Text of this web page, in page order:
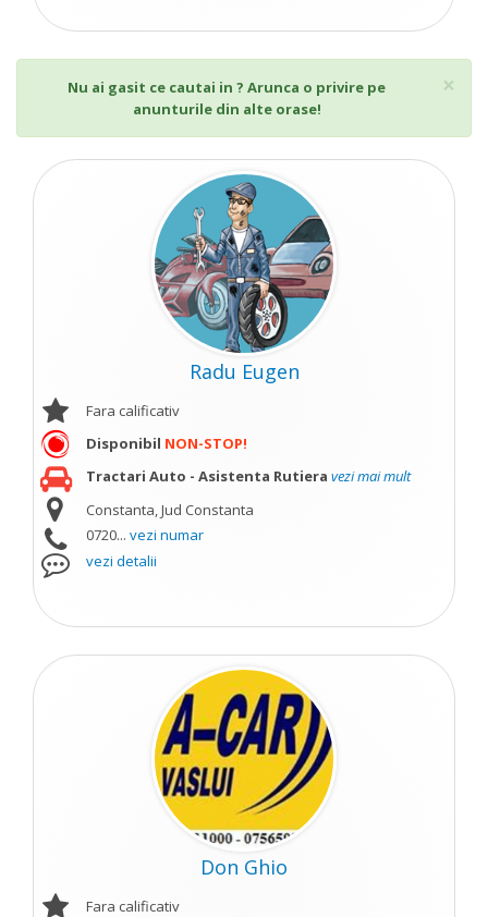
×
Nu ai gasit ce cautai in ? Arunca o privire pe
anunturile din alte orase!
Radu Eugen
Fara calificativ
Disponibil NON-STOP!
Tractari Auto - Asistenta Rutiera vezi mai mult
Constanta, Jud Constanta
0720... vezi numar
vezi detalii
Don Ghio
Fara calificativ